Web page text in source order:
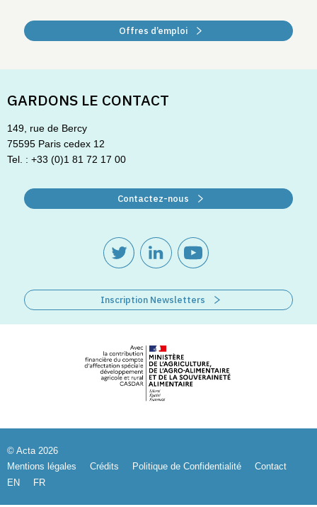
Offres d’emploi
GARDONS LE CONTACT
149, rue de Bercy
75595 Paris cedex 12
Tel. : +33 (0)1 81 72 17 00
Contactez-nous
Inscription Newsletters
© Acta 2026
Mentions légales
Crédits Politique de Confidentialité
Contact
EN
FR